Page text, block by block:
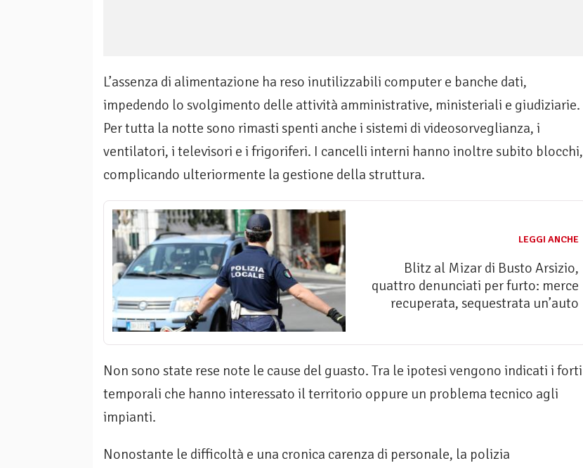
L’assenza di alimentazione ha reso inutilizzabili computer e banche dati,
impedendo lo svolgimento delle attività amministrative, ministeriali e giudiziarie.
Per tutta la notte sono rimasti spenti anche i sistemi di videosorveglianza, i
ventilatori, i televisori e i frigoriferi. I cancelli interni hanno inoltre subito blocchi,
complicando ulteriormente la gestione della struttura.
LEGGI ANCHE
Blitz al Mizar di Busto Arsizio,
quattro denunciati per furto: merce
recuperata, sequestrata un’auto
Non sono state rese note le cause del guasto. Tra le ipotesi vengono indicati i forti
temporali che hanno interessato il territorio oppure un problema tecnico agli
impianti.
Nonostante le difficoltà e una cronica carenza di personale, la polizia